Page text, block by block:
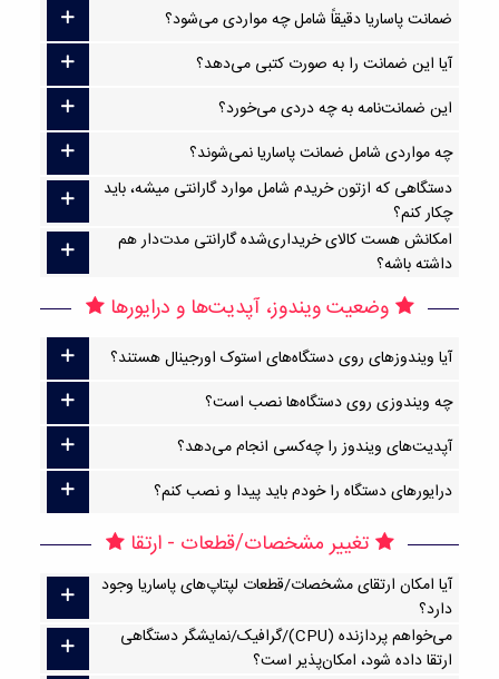
ضمانت پاساریا دقیقاً شامل چه مواردی می‌شود؟
آیا این ضمانت را به صورت کتبی می‌دهد؟
این ضمانت‌نامه به چه دردی می‌خورد؟
چه مواردی شامل ضمانت پاساریا نمی‌شوند؟
دستگاهی که ازتون خریدم شامل موارد گارانتی میشه، باید
چکار کنم؟
امکانش هست کالای خریداری‌شده گارانتی مدت‌دار هم
داشته باشه؟
وضعیت ویندوز، آپدیت‌ها و درایورها
آیا ویندوزهای روی دستگاه‌های استوک اورجینال هستند؟
چه ویندوزی روی دستگاه‌ها نصب است؟
آپدیت‌های ویندوز را چه‌کسی انجام می‌دهد؟
درایورهای دستگاه را خودم باید پیدا و نصب کنم؟
تغییر مشخصات/قطعات - ارتقا
آیا امکان ارتقا‌ی مشخصات/قطعات لپتاپ‌های پاساریا وجود
دارد؟
می‌خواهم پردازنده (CPU)/گرافیک/نمایشگر دستگاهی
ارتقا داده شود، امکان‌پذیر است؟